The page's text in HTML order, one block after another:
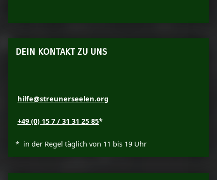
DEIN KONTAKT ZU UNS
hilfe@streunerseelen.org
+49 (0) 15 7 / 31 31 25 85*
* in der Regel täglich von 11 bis 19 Uhr